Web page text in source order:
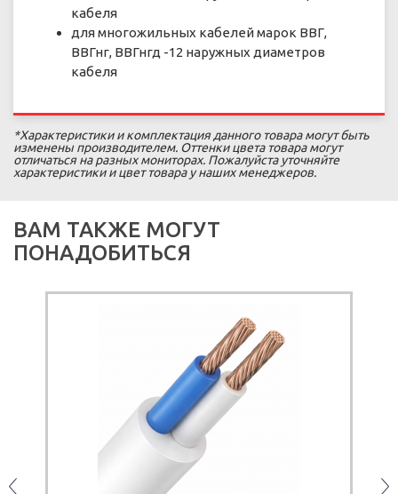
кабеля
для многожильных кабелей марок ВВГ,
ВВГнг, ВВГнгд -12 наружных диаметров
кабеля
*Характеристики и комплектация данного товара могут быть
изменены производителем. Оттенки цвета товара могут
отличаться на разных мониторах. Пожалуйста уточняйте
характеристики и цвет товара у наших менеджеров.
ВАМ ТАКЖЕ МОГУТ
ПОНАДОБИТЬСЯ